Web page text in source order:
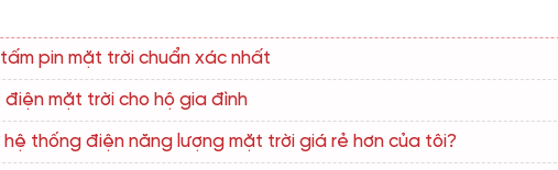
pin mặt trời chuẩn xác nhất
mặt trời cho hộ gia đình
thống điện năng lượng mặt trời giá rẻ hơn của tôi?